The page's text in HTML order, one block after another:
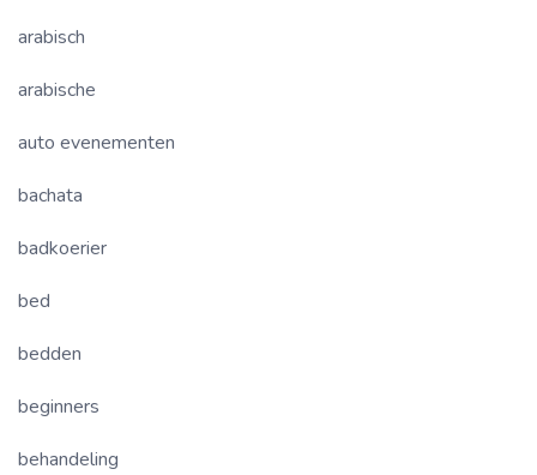
arabisch
arabische
auto evenementen
bachata
badkoerier
bed
bedden
beginners
behandeling